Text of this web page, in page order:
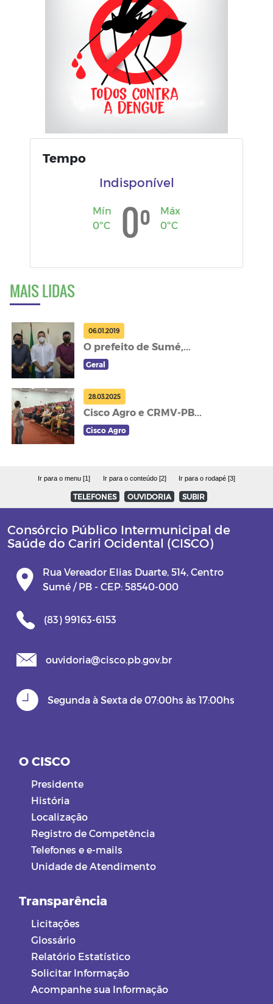
Tempo
Indisponível
Mín
0ºC
0º
Máx
0ºC
MAIS LIDAS
06.01.2019
O prefeito de Sumé,...
Geral
28.03.2025
Cisco Agro e CRMV-PB...
Cisco Agro
Ir para o menu [1] Ir para o conteúdo [2] Ir para o rodapé [3]
TELEFONES OUVIDORIA SUBIR
Consórcio Público Intermunicipal de
Saúde do Cariri Ocidental (CISCO)
Rua Vereador Elias Duarte, 514, Centro
Sumé / PB - CEP: 58540-000
(83) 99163-6153
ouvidoria@cisco.pb.gov.br
Segunda à Sexta de 07:00hs às 17:00hs
O CISCO
Presidente
História
Localização
Registro de Competência
Telefones e e-mails
Unidade de Atendimento
Transparência
Licitações
Glossário
Relatório Estatístico
Solicitar Informação
Acompanhe sua Informação